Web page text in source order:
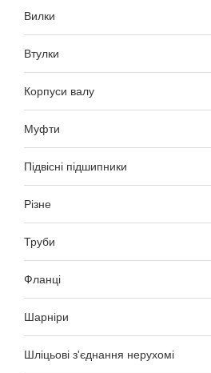
Вилки
Втулки
Корпуси валу
Муфти
Підвісні підшипники
Різне
Труби
Фланці
Шарніри
Шліцьові з'єднання нерухомі